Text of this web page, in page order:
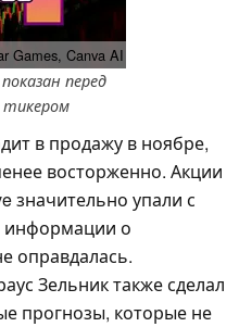
Games, Canva AI
перед
в продажу в ноябре,
восторженно. Акции
значительно упали с
информации о
оправдалась.
Зельник также сделал
прогнозы, которые не